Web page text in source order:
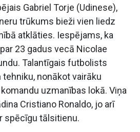
Gabriel Torje (Udinese),
trūkums bieži vien liedz
atklāties. Iespējams, ka
23 gadus vecā Nicolae
Talantīgais futbolists
nonākot vairāku
uzmanības lokā. Viņa
Cristiano Ronaldo, jo arī
spēcīgu tālsitienu.